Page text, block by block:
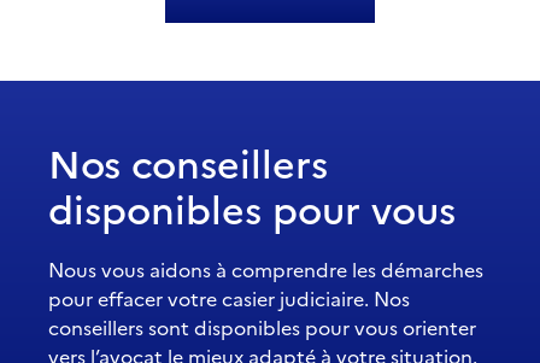
Nos conseillers
disponibles pour vous
Nous vous aidons à comprendre les démarches
pour effacer votre casier judiciaire. Nos
conseillers sont disponibles pour vous orienter
vers l’avocat le mieux adapté à votre situation.